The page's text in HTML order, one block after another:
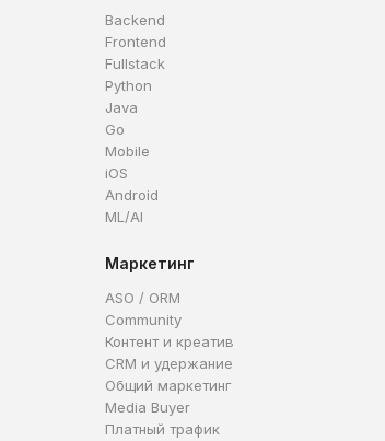
Backend
Frontend
Fullstack
Python
Java
Go
Mobile
iOS
Android
ML/AI
Маркетинг
ASO / ORM
Community
Контент и креатив
CRM и удержание
Общий маркетинг
Media Buyer
Платный трафик